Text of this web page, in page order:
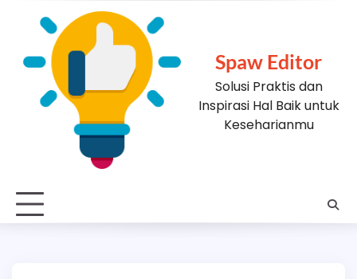
Spaw Editor
Solusi Praktis dan
Inspirasi Hal Baik untuk
Keseharianmu